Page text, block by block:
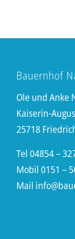
Bauernhof
Ole und Anke
Kaiserin-
25718
Tel 04854 –
Mobil 0151 –
Mail